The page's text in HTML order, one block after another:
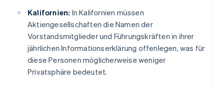
Kalifornien: In Kalifornien müssen
Aktiengesellschaften die Namen der
Vorstandsmitglieder und Führungskräften in ihrer
jährlichen Informationserklärung offenlegen, was für
diese Personen möglicherweise weniger
Privatsphäre bedeutet.